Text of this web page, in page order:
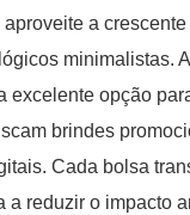
a
minimalistas.
excelente opção
brindes
Cada bolsa
a reduzir o impacto